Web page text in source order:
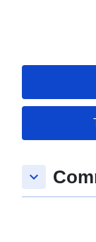
keyboard_arrow_down